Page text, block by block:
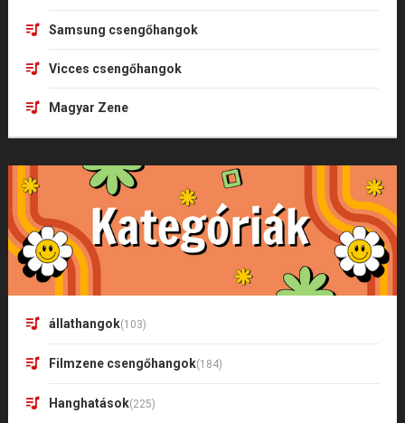
Samsung csengőhangok
Vicces csengőhangok
Magyar Zene
állathangok(103)
Filmzene csengőhangok(184)
Hanghatások(225)